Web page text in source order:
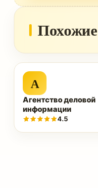
А
Агентство деловой
информации
4.5